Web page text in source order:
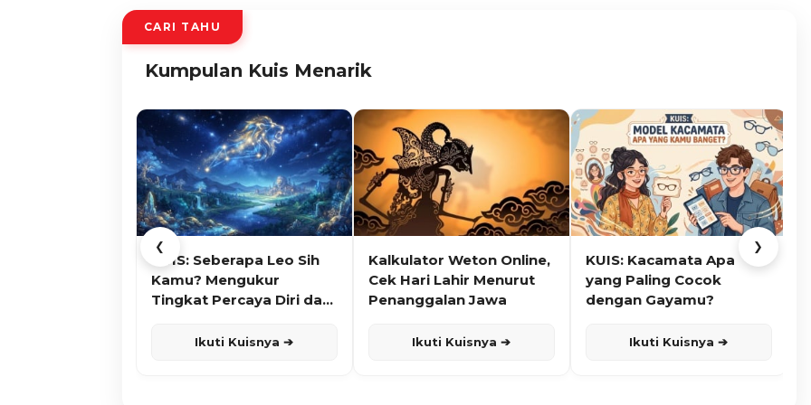
CARI TAHU
Kumpulan Kuis Menarik
❮
KUIS: Seberapa Leo Sih
Kamu? Mengukur
Tingkat Percaya Diri dan
Ikuti Kuisnya ➔
Kalkulator Weton Online,
Cek Hari Lahir Menurut
Penanggalan Jawa
Ikuti Kuisnya ➔
KUIS: Kacamata Apa
yang Paling Cocok
dengan Gayamu?
Ikuti Kuisnya ➔
❯